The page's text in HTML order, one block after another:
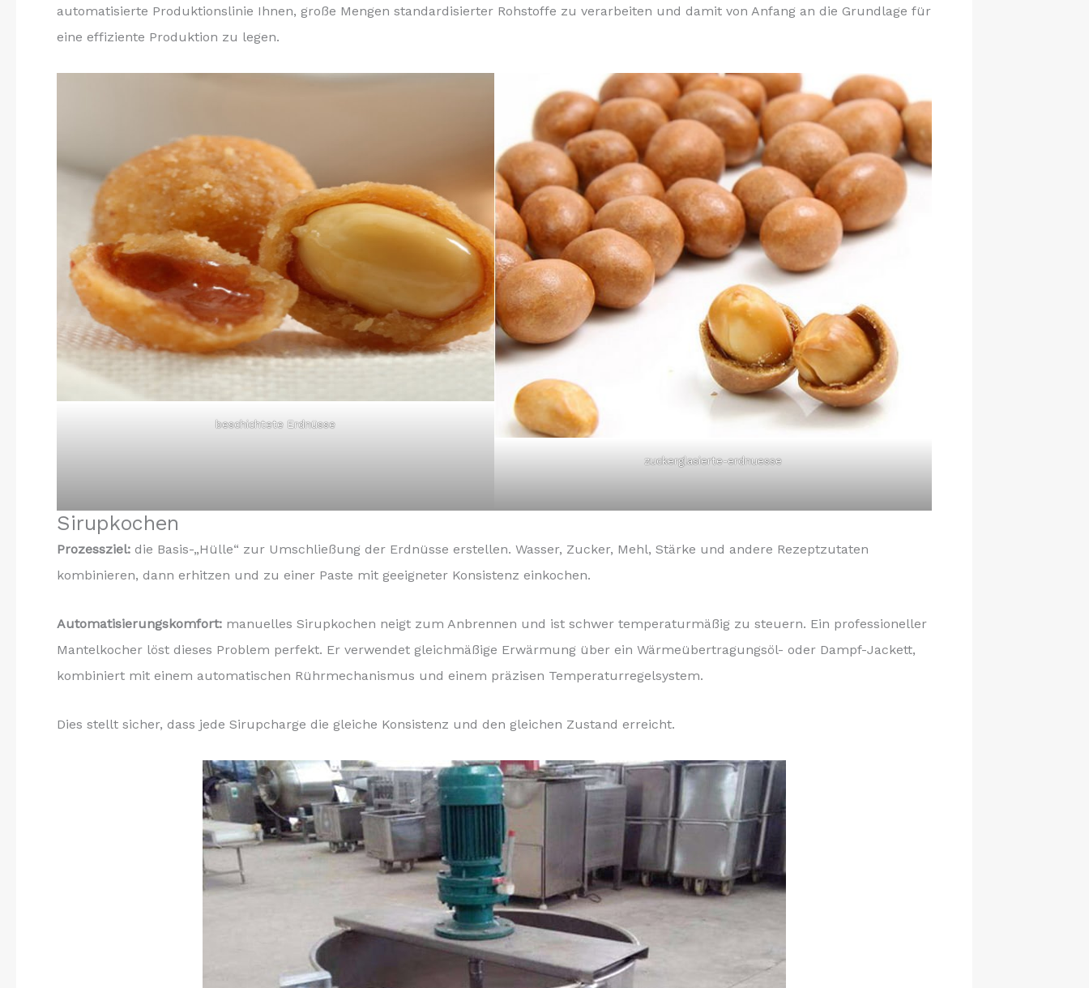
automatisierte Produktionslinie Ihnen, große Mengen standardisierter Rohstoffe zu verarbeiten und damit von Anfang an die Grundlage für
eine effiziente Produktion zu legen.
beschichtete Erdnüsse
zuckerglasierte-erdnuesse
Sirupkochen
Prozessziel: die Basis-„Hülle“ zur Umschließung der Erdnüsse erstellen. Wasser, Zucker, Mehl, Stärke und andere Rezeptzutaten
kombinieren, dann erhitzen und zu einer Paste mit geeigneter Konsistenz einkochen.
Automatisierungskomfort: manuelles Sirupkochen neigt zum Anbrennen und ist schwer temperaturmäßig zu steuern. Ein professioneller
Mantelkocher löst dieses Problem perfekt. Er verwendet gleichmäßige Erwärmung über ein Wärmeübertragungsöl- oder Dampf-Jackett,
kombiniert mit einem automatischen Rührmechanismus und einem präzisen Temperaturregelsystem.
Dies stellt sicher, dass jede Sirupcharge die gleiche Konsistenz und den gleichen Zustand erreicht.